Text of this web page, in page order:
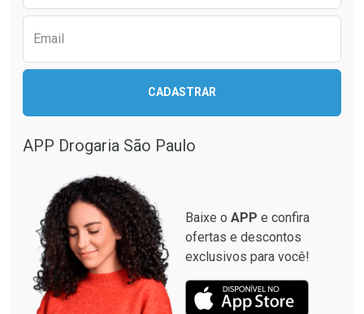
Email
CADASTRAR
APP Drogaria São Paulo
Baixe o APP e confira
ofertas e descontos
exclusivos para você!